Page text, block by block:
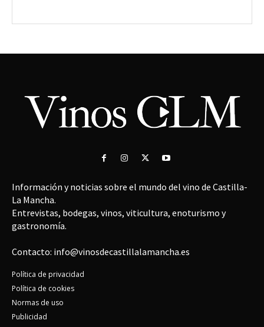
Información y noticias sobre el mundo del vino de Castilla-
La Mancha.
Entrevistas, bodegas, vinos, viticultura, enoturismo y
gastronomía.
Contacto: info@vinosdecastillalamancha.es
Política de privacidad
Política de cookies
Normas de uso
Publicidad